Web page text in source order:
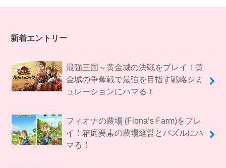
新着エントリー
最強三国～黄金城の決戦をプレイ！黄
金城の争奪戦で最強を目指す戦略シミ
ュレーションにハマる！
フィオナの農場 (Fiona’s Farm)をプレ
イ！箱庭要素の農場経営とパズルにハ
マる！